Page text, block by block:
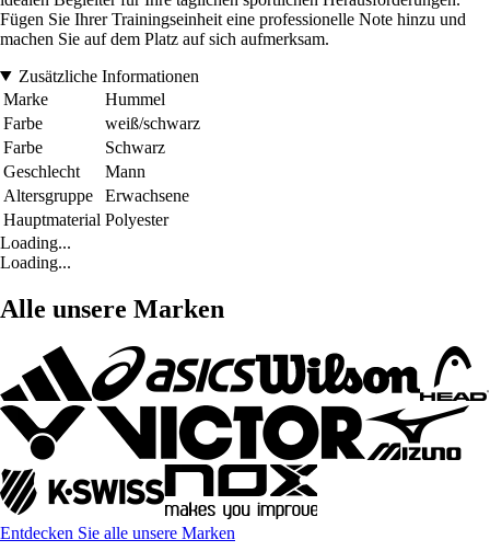
Fügen Sie Ihrer Trainingseinheit eine professionelle Note hinzu und
machen Sie auf dem Platz auf sich aufmerksam.
Zusätzliche Informationen
Marke
Hummel
Farbe
weiß/schwarz
Farbe
Schwarz
Geschlecht
Mann
Altersgruppe
Erwachsene
Hauptmaterial Polyester
Loading...
Loading...
Alle unsere Marken
Entdecken Sie alle unsere Marken